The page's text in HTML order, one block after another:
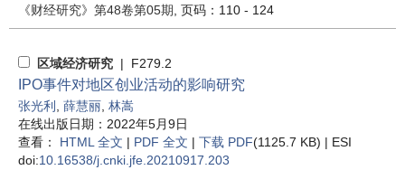
《财经研究》 第48卷第05期 , 页码：110 - 124
区域经济研究 | F279.2
IPO事件对地区创业活动的影响研究
张光利 薛慧丽 林嵩
在线出版日期：2022年5月9日
查看： HTML 全文 | PDF 全文 | 下载 PDF(1125.7 KB) | ESI
doi:10.16538/j.cnki.jfe.20210917.203